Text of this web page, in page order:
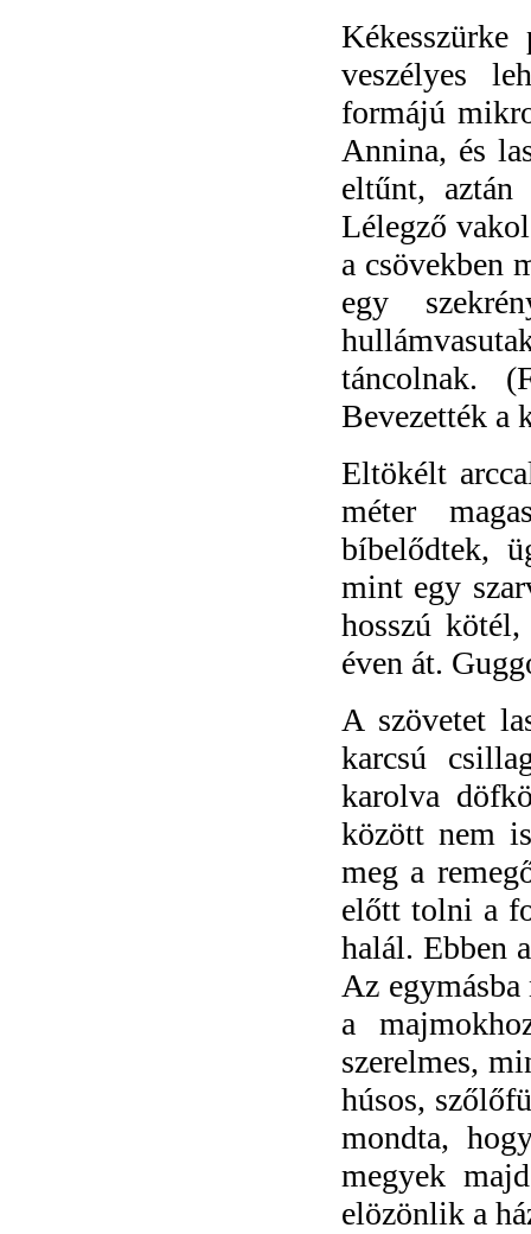
veszélyes
formájú
Annina, és
eltűnt,
Lélegző
a csövekben
egy
táncolnak.
Bevezették a
Eltökélt
méter
bíbelődtek,
mint egy
hosszú
éven át.
A szövetet
karcsú
karolva
között nem
meg a
előtt tolni a
halál. Ebben
Az
a
szerelmes,
húsos,
mondta,
megyek
elözönlik a